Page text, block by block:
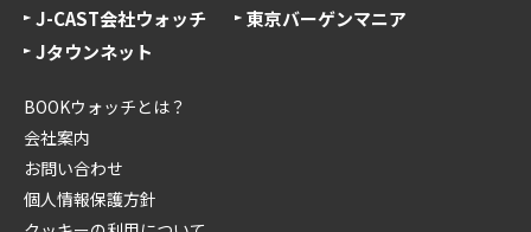
J-CAST会社ウォッチ
東京バーゲンマニア
Jタウンネット
BOOKウォッチとは？
会社案内
お問い合わせ
個人情報保護方針